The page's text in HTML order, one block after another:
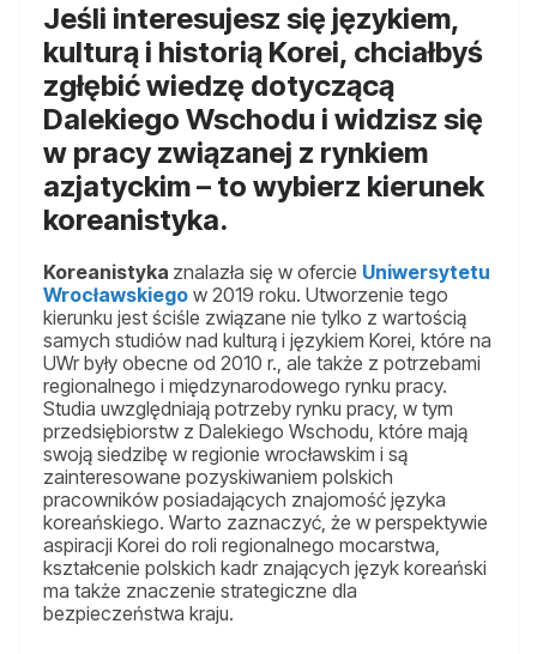
Jeśli interesujesz się językiem,
kulturą i historią Korei, chciałbyś
zgłębić wiedzę dotyczącą
Dalekiego Wschodu i widzisz się
w pracy związanej z rynkiem
azjatyckim – to wybierz kierunek
koreanistyka.
Koreanistyka znalazła się w ofercie Uniwersytetu
Wrocławskiego w 2019 roku. Utworzenie tego
kierunku jest ściśle związane nie tylko z wartością
samych studiów nad kulturą i językiem Korei, które na
UWr były obecne od 2010 r., ale także z potrzebami
regionalnego i międzynarodowego rynku pracy.
Studia uwzględniają potrzeby rynku pracy, w tym
przedsiębiorstw z Dalekiego Wschodu, które mają
swoją siedzibę w regionie wrocławskim i są
zainteresowane pozyskiwaniem polskich
pracowników posiadających znajomość języka
koreańskiego. Warto zaznaczyć, że w perspektywie
aspiracji Korei do roli regionalnego mocarstwa,
kształcenie polskich kadr znających język koreański
ma także znaczenie strategiczne dla
bezpieczeństwa kraju.